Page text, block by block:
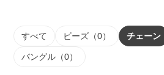
すべて ビーズ（0） チェーン
バングル（0）